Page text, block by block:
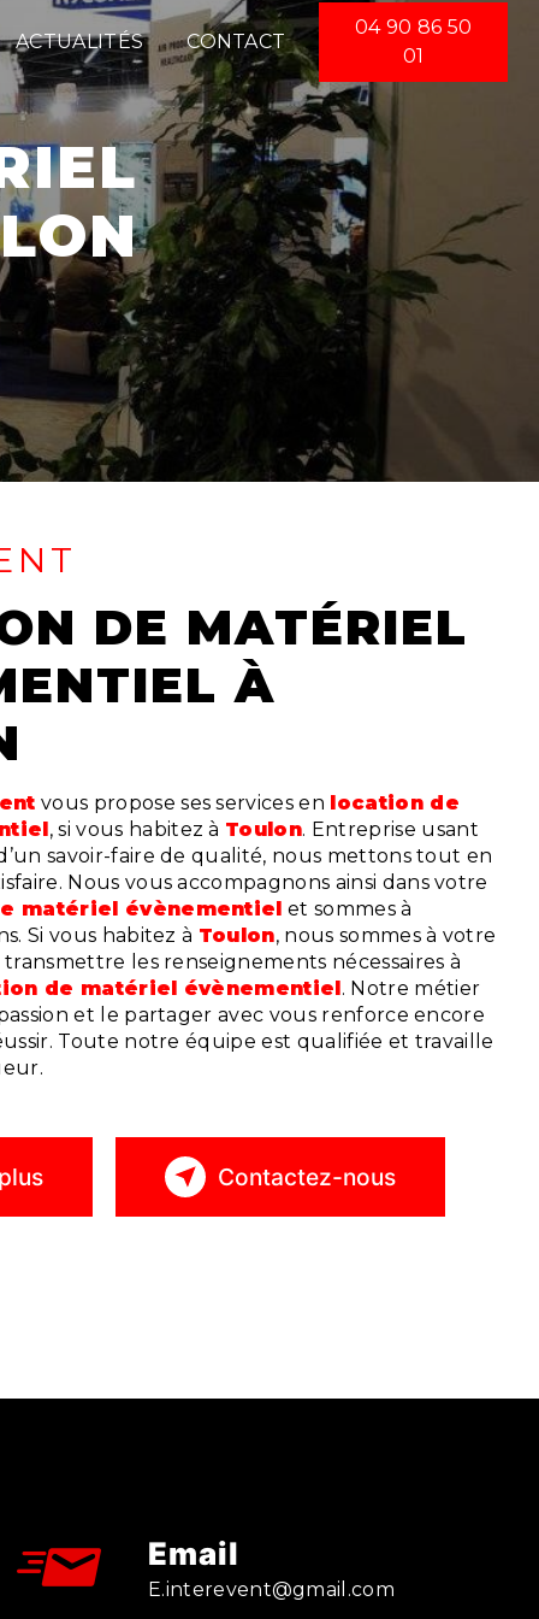
ACTUALITÉS CONTACT
04 90 86 50
01
À
vous propose ses services en location de
, si vous habitez à Toulon. Entreprise usant
savoir-faire de qualité, nous mettons tout en
Nous vous accompagnons ainsi dans votre
matériel évènementiel et sommes à
Si vous habitez à Toulon, nous sommes à votre
les renseignements nécessaires à
de matériel évènementiel. Notre métier
et le partager avec vous renforce encore
Toute notre équipe est qualifiée et travaille
Contactez-nous
Email
e.interevent@gmail.com